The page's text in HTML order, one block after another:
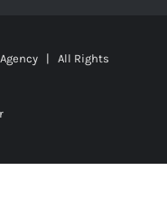
| All Rights